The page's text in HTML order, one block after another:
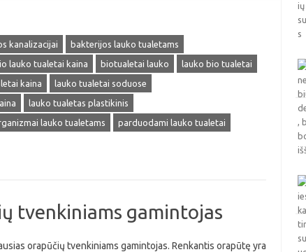
kanalizacijai
bakterijos lauko tualetams
lauko tualetai kaina
biotualetai lauko
lauko bio tualetai
kaina
lauko tualetai soduose
lauko tualetas plastikinis
lauko tualetams
parduodami lauko tualetai
tvenkiniams gamintojas
orapūčių tvenkiniams gamintojas. Renkantis orapūtę yra